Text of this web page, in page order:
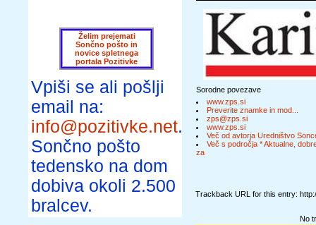
Želim prejemati
Sončno pošto in
novice spletnega
portala Pozitivke
Vpiši se ali pošlji
email na:
info@pozitivke.net.
Sončno pošto
tedensko na dom
dobiva okoli 2.500
bralcev.
Sorodne povezave
www.zps.si
Preverite znamke in mod...
zps@zps.si
www.zps.si
Več od avtorja Uredništvo
Več s področja * Aktualne,
za
Trackback URL for this entry:
No